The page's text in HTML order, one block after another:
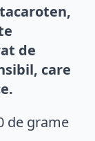
de
care
de grame